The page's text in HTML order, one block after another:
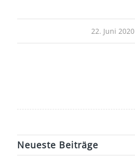
22. Juni 2020
Neueste Beiträge